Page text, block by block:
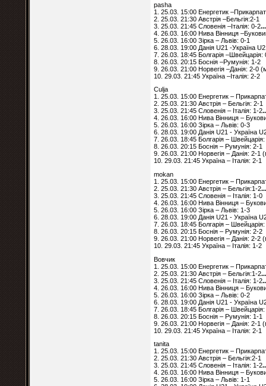
pasha
1. 25.03. 15:00 Енергетик
2. 25.03. 21:30 Австрія –Бельгія:2-1
3. 25.03. 21:45 Словенія –Італія: 0-2
4. 26.03. 16:00 Нива Вінниця
5. 26.03. 16:00 Зірка – Львів: 0-1
6. 28.03. 19:00 Данія U21 -Україна
7. 26.03. 18:45 Болгарія –Швейцарія:
8. 26.03. 20:15 Боснія –Румунія: 1-2
9. 26.03. 21:00 Норвегія –Данія: 2-0
10. 29.03. 21:45 Україна –Італія: 2-2
Culja
1. 25.03. 15:00 Енергетик –
2. 25.03. 21:30 Австрія – Бельгія: 2-1
3. 25.03. 21:45 Словенія – Італія: 1-2
4. 26.03. 16:00 Нива Вінниця –
5. 26.03. 16:00 Зірка – Львів: 0-3
6. 28.03. 19:00 Данія U21 - Україна
7. 26.03. 18:45 Болгарія –
8. 26.03. 20:15 Боснія – Румунія: 2-1
9. 26.03. 21:00 Норвегія – Данія: 2-1
10. 29.03. 21:45 Україна – Італія: 2-1
mokan
1. 25.03. 15:00 Енергетик –
2. 25.03. 21:30 Австрія – Бельгія:1-2
3. 25.03. 21:45 Словенія – Італія: 1-0
4. 26.03. 16:00 Нива Вінниця –
5. 26.03. 16:00 Зірка – Львів: 1-3
6. 28.03. 19:00 Данія U21 - Україна
7. 26.03. 18:45 Болгарія –
8. 26.03. 20:15 Боснія – Румунія: 2-2
9. 26.03. 21:00 Норвегія – Данія: 2-2
10. 29.03. 21:45 Україна – Італія: 1-2
Вовчик
1. 25.03. 15:00 Енергетик –
2. 25.03. 21:30 Австрія – Бельгія:1-2
3. 25.03. 21:45 Словенія – Італія: 1-2
4. 26.03. 16:00 Нива Вінниця –
5. 26.03. 16:00 Зірка – Львів: 0-2
6. 28.03. 19:00 Данія U21 - Україна
7. 26.03. 18:45 Болгарія –
8. 26.03. 20:15 Боснія – Румунія: 1-1
9. 26.03. 21:00 Норвегія – Данія: 2-1
10. 29.03. 21:45 Україна – Італія: 2-1
tanita
1. 25.03. 15:00 Енергетик –
2. 25.03. 21:30 Австрія – Бельгія:2-1
3. 25.03. 21:45 Словенія – Італія: 1-2
4. 26.03. 16:00 Нива Вінниця –
5. 26.03. 16:00 Зірка – Львів: 1-1